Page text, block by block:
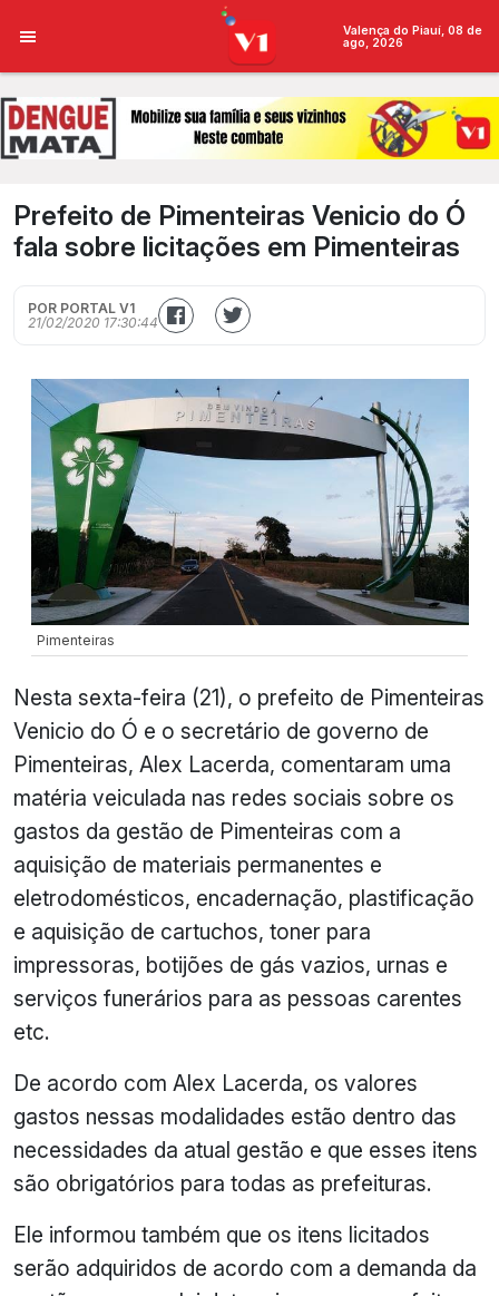
Valença do Piauí, 08 de
ago, 2026
Prefeito de Pimenteiras Venicio do Ó
fala sobre licitações em Pimenteiras
POR PORTAL V1
21/02/2020 17:30:44
Pimenteiras
Nesta sexta-feira (21), o prefeito de Pimenteiras
Venicio do Ó e o secretário de governo de
Pimenteiras, Alex Lacerda, comentaram uma
matéria veiculada nas redes sociais sobre os
gastos da gestão de Pimenteiras com a
aquisição de materiais permanentes e
eletrodomésticos, encadernação, plastificação
e aquisição de cartuchos, toner para
impressoras, botijões de gás vazios, urnas e
serviços funerários para as pessoas carentes
etc.
De acordo com Alex Lacerda, os valores
gastos nessas modalidades estão dentro das
necessidades da atual gestão e que esses itens
são obrigatórios para todas as prefeituras.
Ele informou também que os itens licitados
serão adquiridos de acordo com a demanda da